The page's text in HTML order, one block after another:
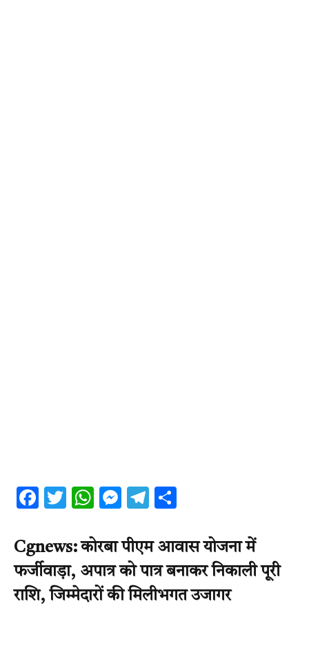
Facebook
Twitter
WhatsApp
Messenger
Telegram
Cgnews: कोरबा पीएम आवास योजना में
फर्जीवाड़ा, अपात्र को पात्र बनाकर निकाली पूरी
राशि, जिम्मेदारों की मिलीभगत उजागर